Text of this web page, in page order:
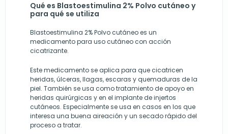
Qué es Blastoestimulina 2% Polvo cutáneo y
para qué se utiliza
Blastoestimulina 2% Polvo cutáneo es un
medicamento para uso cutáneo con acción
cicatrizante.
Este medicamento se aplica para que cicatricen
heridas, úlceras, llagas, escaras y quemaduras de la
piel. También se usa como tratamiento de apoyo en
heridas quirúrgicas y en el implante de injertos
cutáneos. Especialmente se usa en casos en los que
interesa una buena aireación y un secado rápido del
proceso a tratar.